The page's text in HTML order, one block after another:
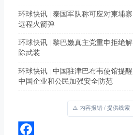
环球快讯 | 泰国军队称可应对柬埔寨
远程火箭弹
环球快讯 | 黎巴嫩真主党重申拒绝解
除武装
环球快讯 | 中国驻津巴布韦使馆提醒
中国企业和公民加强安全防范
⚠️ 内容报错 / 提供线索